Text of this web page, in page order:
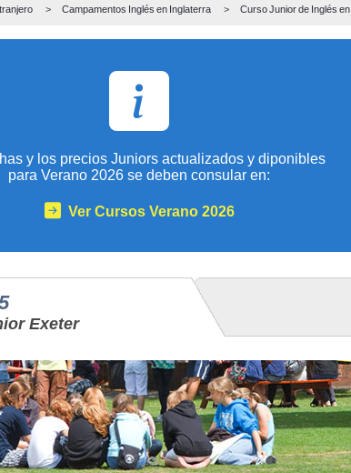
> Campamentos Inglés en Inglaterra > Curso Junior de Inglés en
y los precios Juniors actualizados y diponibles
para Verano 2026 se deben consular en:
Ver Cursos Verano 2026
Exeter